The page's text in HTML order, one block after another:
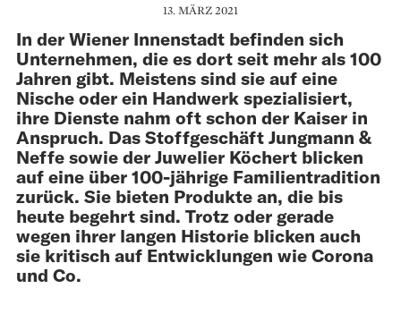
13. MÄRZ 2021
In der Wiener Innenstadt befinden sich
Unternehmen, die es dort seit mehr als 100
Jahren gibt. Meistens sind sie auf eine
Nische oder ein Handwerk spezialisiert,
ihre Dienste nahm oft schon der Kaiser in
Anspruch. Das Stoffgeschäft Jungmann &
Neffe sowie der Juwelier Köchert blicken
auf eine über 100-jährige Familientradition
zurück. Sie bieten Produkte an, die bis
heute begehrt sind. Trotz oder gerade
wegen ihrer langen Historie blicken auch
sie kritisch auf Entwicklungen wie Corona
und Co.